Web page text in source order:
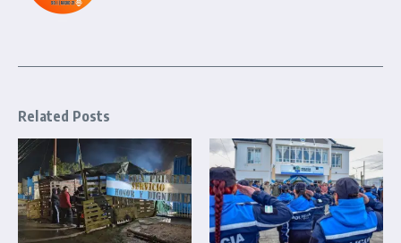
Related Posts